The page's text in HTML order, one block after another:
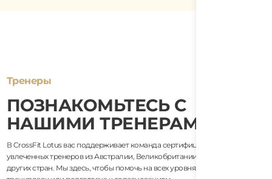
Тренеры
ПОЗНАКОМЬТЕСЬ С
НАШИМИ ТРЕНЕРАМИ
В CrossFit Lotus вас поддерживает команда сертифицированных,
увлеченных тренеров из Австралии, Великобритании, Вьетнама и
других стран. Мы здесь, чтобы помочь на всех уровнях, будь то начало